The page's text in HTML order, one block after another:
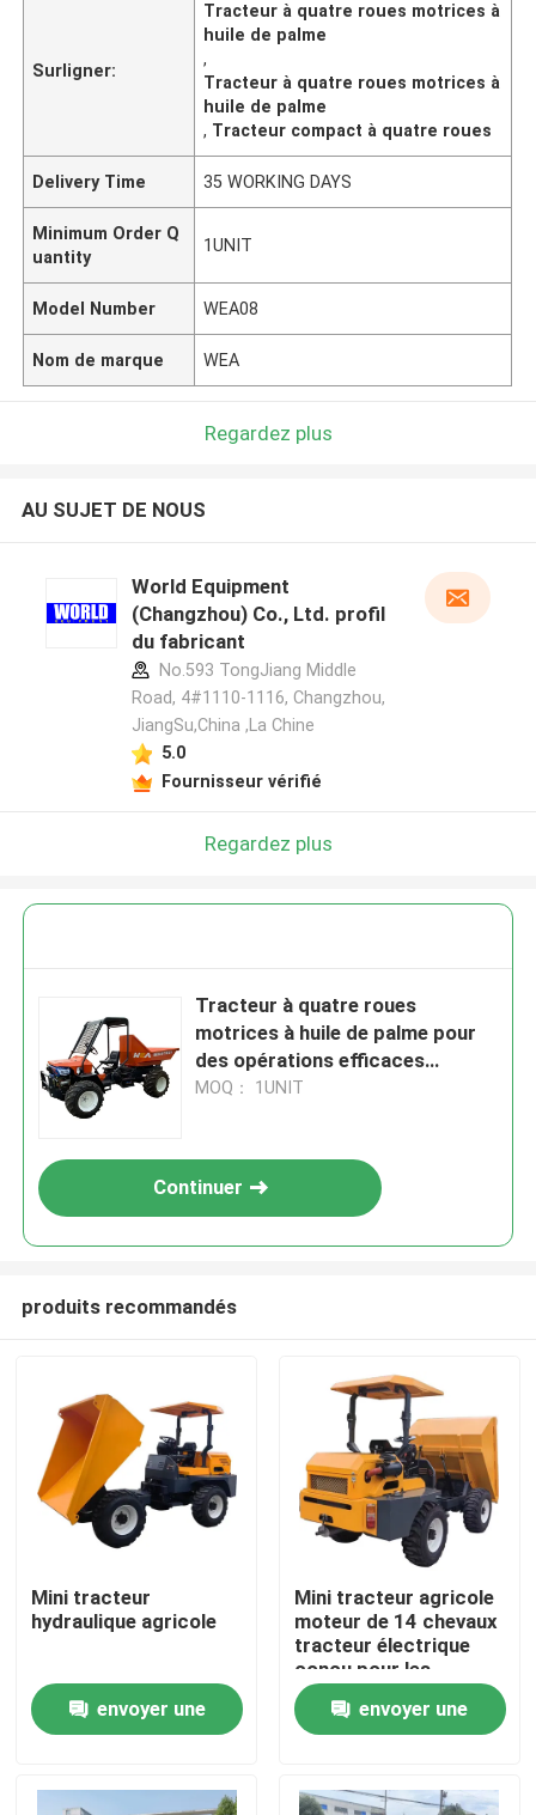
Produits
À propos de nous
Surligner:
Tracteur à quatre roues motrices à
huile de palme
,
Tracteur à quatre roues motrices à
huile de palme
, Tracteur compact à quatre roues
Delivery Time 35 WORKING DAYS
Minimum Order Q
uantity
1UNIT
Model Number WEA08
Nom de marque WEA
Regardez plus
AU SUJET DE NOUS
World Equipment
(Changzhou) Co., Ltd. profil
du fabricant
No.593 TongJiang Middle
Road, 4#1110-1116, Changzhou,
JiangSu,China ,La Chine
5.0
Fournisseur vérifié
Regardez plus
Tracteur à quatre roues
motrices à huile de palme pour
des opérations efficaces
Largeur de bande de roulement
MOQ： 1UNIT
Continuer
produits recommandés
Mini tracteur
hydraulique agricole
envoyer une
Mini tracteur agricole
moteur de 14 chevaux
tracteur électrique
conçu pour les
plantations de
palmiers à huile avec
système hydraulique
envoyer une